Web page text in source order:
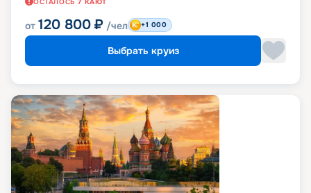
от 120 800 ₽ /чел +1 000
Выбрать круиз